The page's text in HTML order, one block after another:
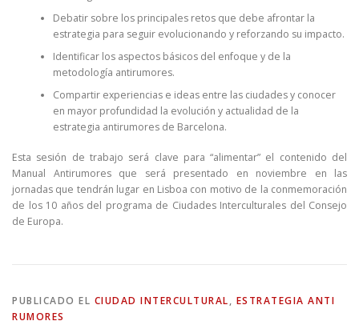
Debatir sobre los principales retos que debe afrontar la
estrategia para seguir evolucionando y reforzando su impacto.
Identificar los aspectos básicos del enfoque y de la
metodología antirumores.
Compartir experiencias e ideas entre las ciudades y conocer
en mayor profundidad la evolución y actualidad de la
estrategia antirumores de Barcelona.
Esta sesión de trabajo será clave para “alimentar” el contenido del
Manual Antirumores que será presentado en noviembre en las
jornadas que tendrán lugar en Lisboa con motivo de la conmemoración
de los 10 años del programa de Ciudades Interculturales del Consejo
de Europa.
PUBLICADO EL CIUDAD INTERCULTURAL, ESTRATEGIA ANTI
RUMORES